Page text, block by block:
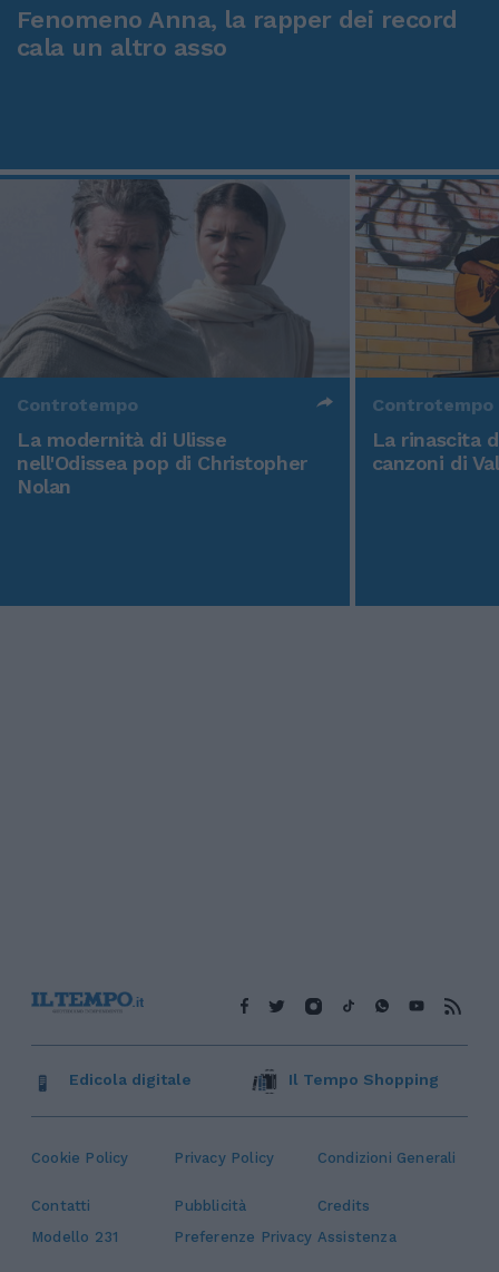
Fenomeno Anna, la rapper dei record
cala un altro asso
Controtempo
La modernità di Ulisse
nell'Odissea pop di Christopher
Nolan
Controtempo
La rinascita
canzoni di
Cookie Policy Privacy Policy Condizioni Generali
Contatti Pubblicità
Credits
Modello 231
Preferenze Privacy Assistenza
Edicola digitale Il Tempo Shopping